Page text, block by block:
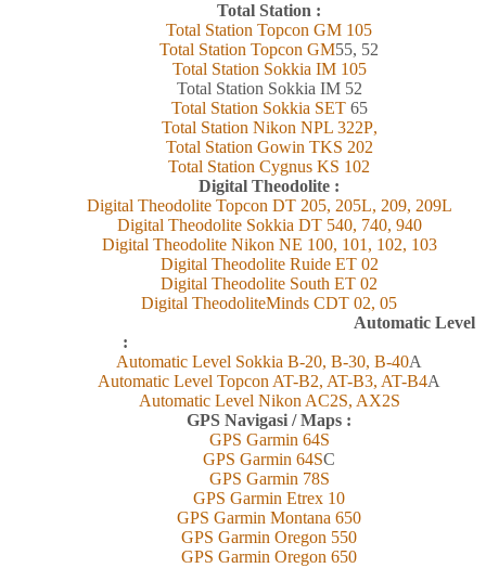
Total Station :
Total Station Topcon GM 105
Total Station Topcon GM55, 52
Total Station Sokkia IM105
Total Station Sokkia IM 52
Total Station Sokkia SET 65
Total Station Nikon NPL 322P,
Total Station Gowin TKS 202
Total Station Cygnus KS 102
Digital Theodolite :
Digital Theodolite Topcon DT 205, 205L, 209, 209L
Digital Theodolite Sokkia DT 540, 740, 940
Digital Theodolite Nikon NE 100, 101, 102, 103
Digital Theodolite Ruide ET 02
Digital Theodolite South ET 02
Digital TheodoliteMinds CDT 02, 05
Automatic Level
:
Automatic Level Sokkia B-20, B-30, B-40A
Automatic Level Topcon AT-B2, AT-B3, AT-B4A
Automatic Level Nikon AC2S, AX2S
GPS Navigasi / Maps :
GPS Garmin 64S
GPS Garmin 64SC
GPS Garmin 78S
GPS Garmin Etrex 10
GPS Garmin Montana 650
GPS Garmin Oregon 550
GPS Garmin Oregon 650